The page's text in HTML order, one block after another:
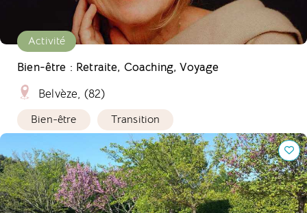
Activité
Bien-être : Retraite, Coaching, Voyage
Belvèze, (82)
Bien-être Transition
Pierres de Soleil, l'insolite au rythme du vivant